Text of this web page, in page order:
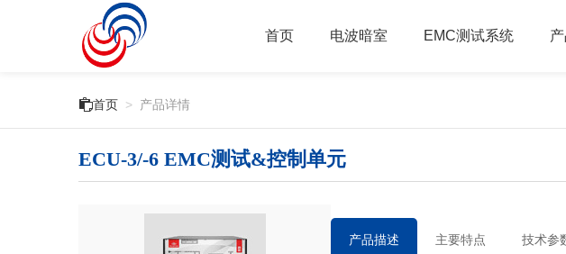
首页 电波暗室 EMC测试系统
首页 > 产品详情
ECU-3/-6 EMC测试&控制单元
产品描述 主要特点 技术参